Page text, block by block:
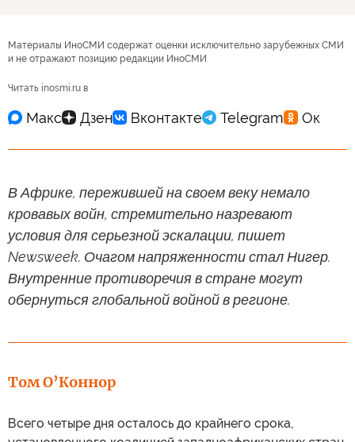
Материалы ИноСМИ содержат оценки исключительно зарубежных СМИ
и не отражают позицию редакции ИноСМИ
Читать inosmi.ru в
В Африке, пережившей на своем веку немало
кровавых войн, стремительно назревают
условия для серьезной эскалации, пишет
Newsweek. Очагом напряженности стал Нигер.
Внутренние противоречия в стране могут
обернуться глобальной войной в регионе.
Том О’Коннор
Всего четыре дня осталось до крайнего срока,